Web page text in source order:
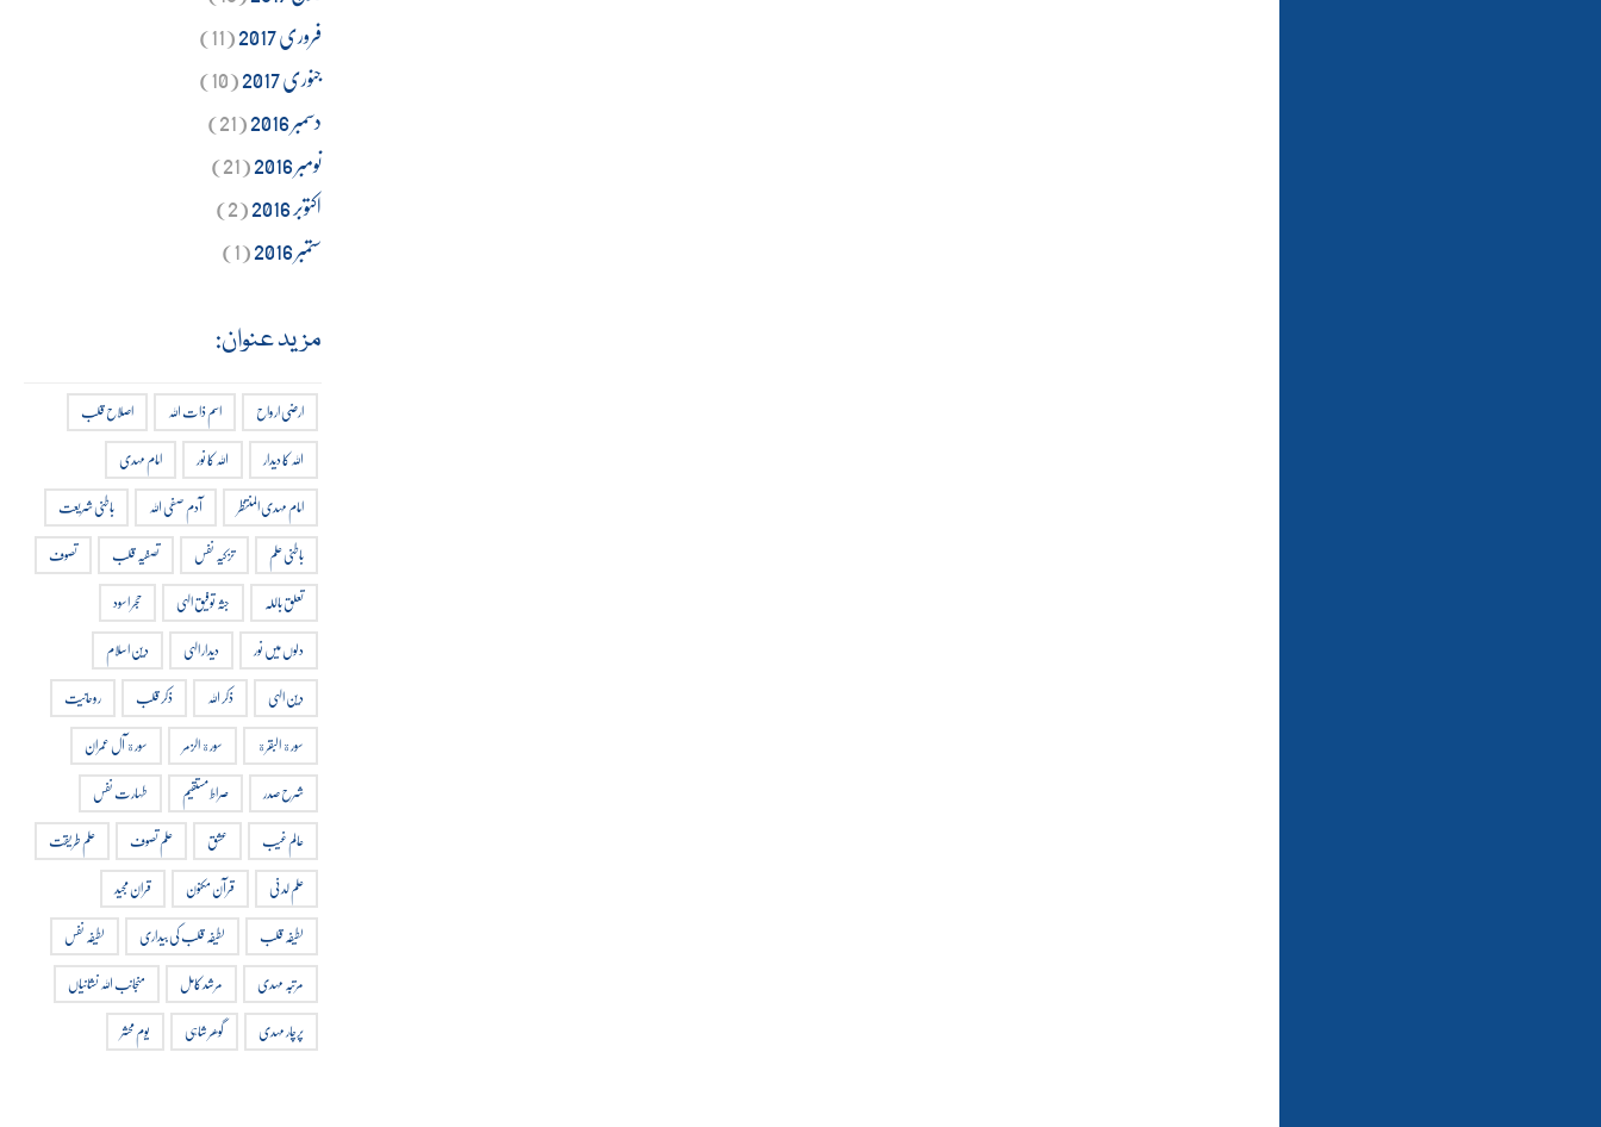
فروری 2017
(11)
جنوری 2017
(10)
دسمبر 2016
(21)
نومبر 2016
(21)
اکتوبر 2016
(2)
ستمبر 2016
(1)
مزید عنوان:
ارضی ارواح اسم ذات اللہ
اصلاح قلب
اللہ کا دیدار
اللہ کا نور
امام مہدی
امام مہدی المنتظر
آدم صفی اللہ
باطنی شریعت
باطنی علم
تزکیہ نفس تصفیہ قلب
تصوف
تعلق باللہ
جثہ توفیق الہی
حجر اسود
دلوں میں نور
دیدار الہی
دین اسلام
دین الہی
ذکر اللہ ذکر قلب
روحانیت
سورة البقرة
سورة الزمر
سورة آل عمران
شرح صدر
صراط مستقیم
طہارت نفس
عالم غیب
عشق علم تصوف
علم طریقت
علم لدنی
قرآن مکنون
قران مجید
لطیفہ قلب
لطیفہ قلب کی بیداری
لطیفہ نفس
مرتبہ مہدی
مرشد کامل
منجانب اللہ نشانیاں
پرچار مہدی
گوھر شاہی یوم محشر